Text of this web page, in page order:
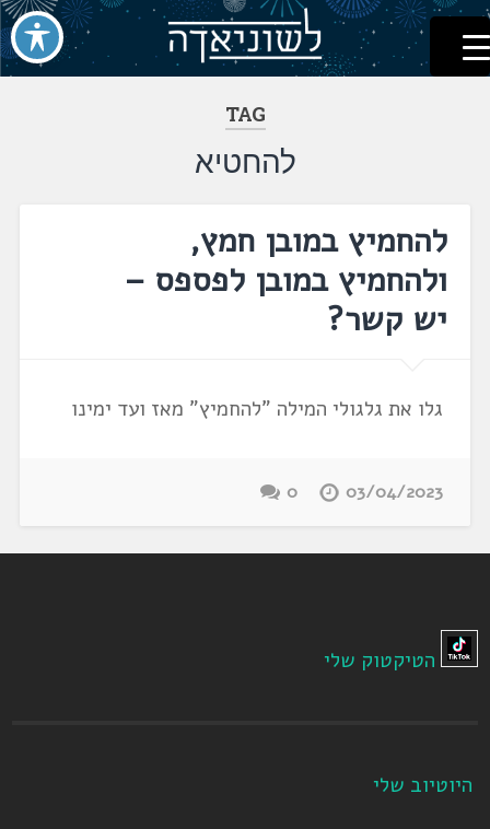
דלג
לתוכן
לשוניאדה
עברית. לשון. שפה
TAG
להחטיא
להחמיץ במובן חמץ,
ולהחמיץ במובן לפספס –
יש קשר?
גלו את גלגולי המילה "להחמיץ" מאז ועד ימינו
03/04/2023
0
הטיקטוק שלי
היוטיוב שלי